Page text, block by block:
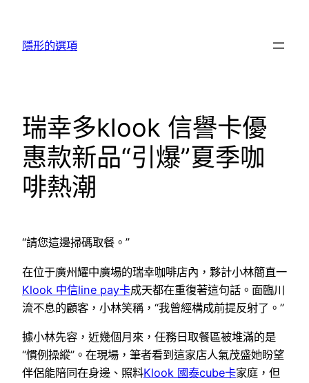
隱形的選項
瑞幸多klook 信譽卡優
惠款新品“引爆”夏季咖
啡熱潮
“請您這邊掃碼取餐。”
在位于廣州耀中廣場的瑞幸咖啡店內，夥計小林簡直一
Klook 中信line pay卡成天都在重復著這句話。面臨川
流不息的顧客，小林笑稱，“我曾經構成前提反射了。”
據小林先容，近幾個月來，任務日取餐區被堆滿的是
“慣例操縱”。在現場，筆者看到這家店人氣茂盛她盼望
伴侶能陪同在身邊、照料Klook 國泰cube卡家庭，但